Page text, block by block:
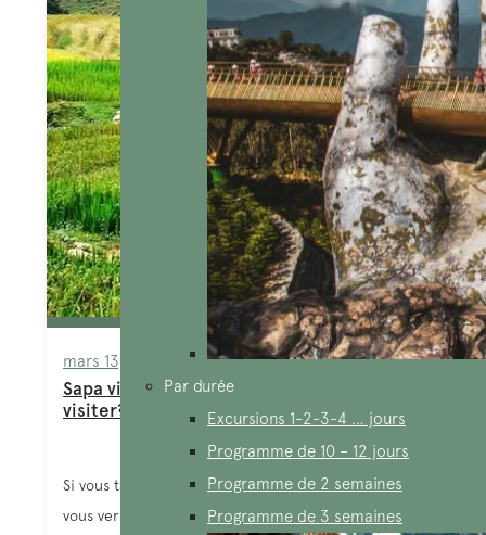
Par durée
Excursions 1-2-3-4 … jours
Programme de 10 – 12 jours
Programme de 2 semaines
Programme de 3 semaines
mars 13, 2026
Sapa villages vietnam: Quels villages
visiter? Guide complet
Si vous tapez “Sapa villages Vietnam” sur Google,
vous verrez des centaines de photos de rizières en